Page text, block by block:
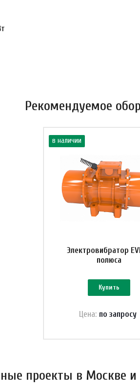
Рекомендуемое
в наличии
Электровибратор
полюса
Купить
Цена: по запросу
проекты в Москве и